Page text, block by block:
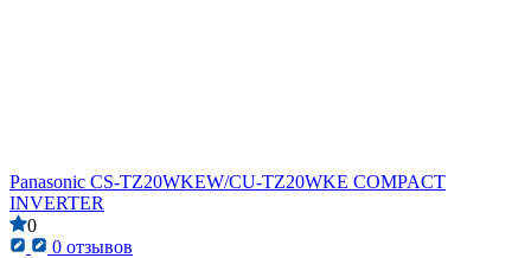
Panasonic CS-TZ20WKEW/CU-TZ20WKE COMPACT
INVERTER
0
0 отзывов